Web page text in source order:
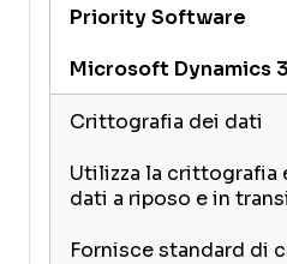
Priority Software
Microsoft Dynamics
Crittografia dei dati
Utilizza la crittografia
dati a riposo e in
Fornisce standard di